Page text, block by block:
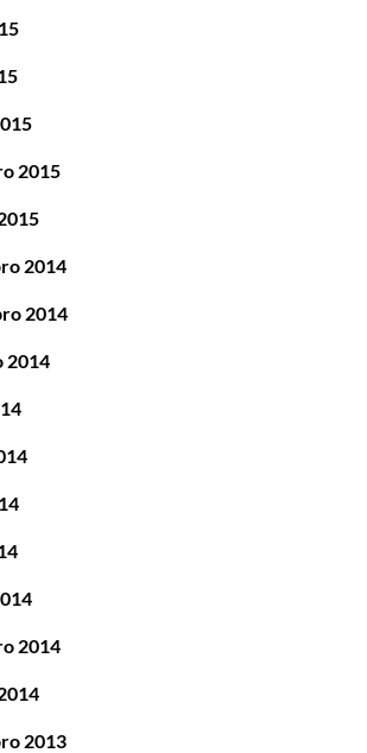
2015
2014
2014
2014
2014
2013